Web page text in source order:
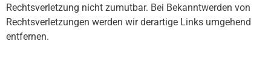
Rechtsverletzung nicht zumutbar. Bei Bekanntwerden von
Rechtsverletzungen werden wir derartige Links umgehend
entfernen.